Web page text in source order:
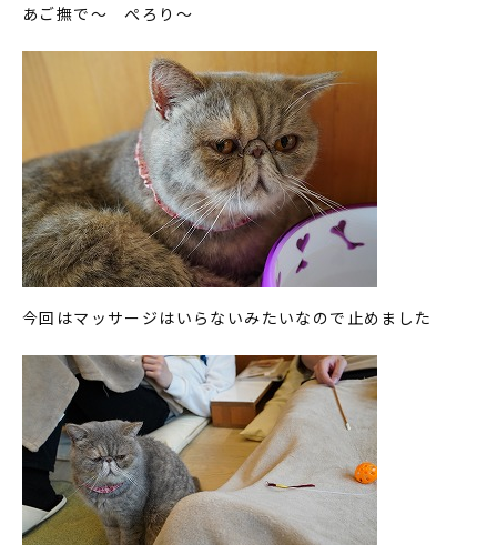
あご撫で～ ぺろり～
今回はマッサージはいらないみたいなので止めました